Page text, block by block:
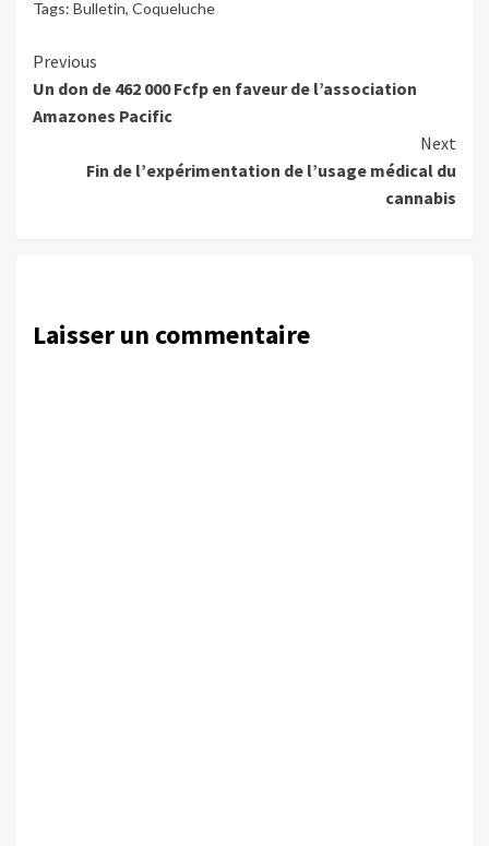
Tags: Bulletin, Coqueluche
Continue
Reading
Previous
Un don de 462 000 Fcfp en faveur de l’association
Amazones Pacific
Next
Fin de l’expérimentation de l’usage médical du
cannabis
Laisser un commentaire